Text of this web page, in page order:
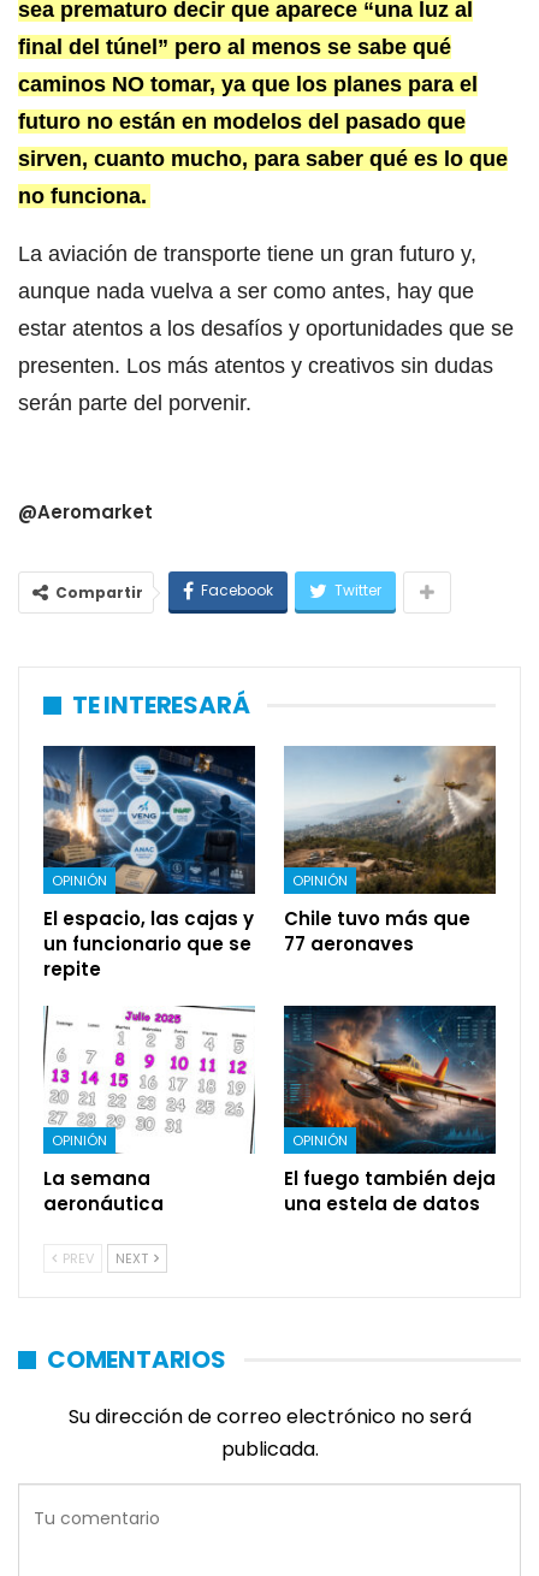
sea prematuro decir que aparece “una luz al
final del túnel” pero al menos se sabe qué
caminos NO tomar, ya que los planes para el
futuro no están en modelos del pasado que
sirven, cuanto mucho, para saber qué es lo que
no funciona.
La aviación de transporte tiene un gran futuro y,
aunque nada vuelva a ser como antes, hay que
estar atentos a los desafíos y oportunidades que se
presenten. Los más atentos y creativos sin dudas
serán parte del porvenir.
@Aeromarket
Compartir Facebook Twitter
TE INTERESARÁ
OPINIÓN
El espacio, las cajas y
un funcionario que se
repite
OPINIÓN
Chile tuvo más que
77 aeronaves
OPINIÓN
La semana
aeronáutica
OPINIÓN
El fuego también deja
una estela de datos
PREV NEXT
COMENTARIOS
Su dirección de correo electrónico no será
publicada.